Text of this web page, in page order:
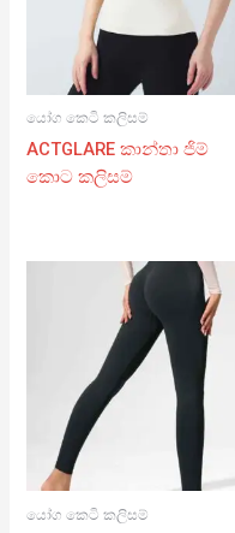
යෝග කෙටි කලිසම්
ACTGLARE කාන්තා ජිම්
කොට කලිසම්
යෝග කෙටි කලිසම්